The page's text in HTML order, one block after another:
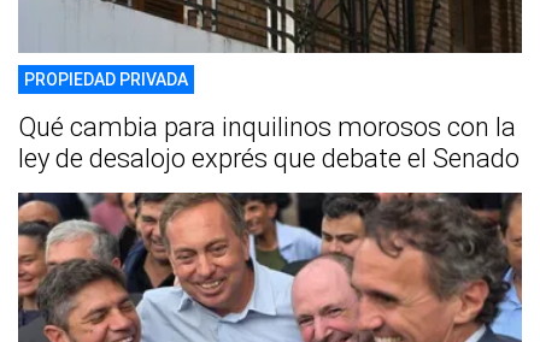
PROPIEDAD PRIVADA
Qué cambia para inquilinos morosos con la
ley de desalojo exprés que debate el Senado